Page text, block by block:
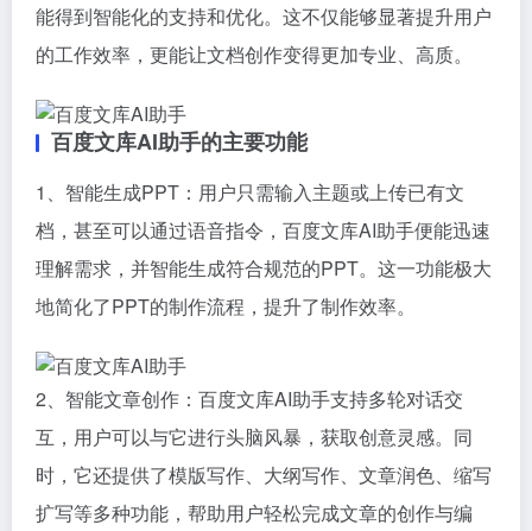
能得到智能化的支持和优化。这不仅能够显著提升用户
的工作效率，更能让文档创作变得更加专业、高质。
百度文库AI助手的主要功能
1、智能生成PPT：用户只需输入主题或上传已有文
档，甚至可以通过语音指令，百度文库AI助手便能迅速
理解需求，并智能生成符合规范的PPT。这一功能极大
地简化了PPT的制作流程，提升了制作效率。
2、智能文章创作：百度文库AI助手支持多轮对话交
互，用户可以与它进行头脑风暴，获取创意灵感。同
时，它还提供了模版写作、大纲写作、文章润色、缩写
扩写等多种功能，帮助用户轻松完成文章的创作与编